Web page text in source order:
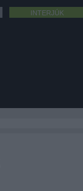
INTERJÚK